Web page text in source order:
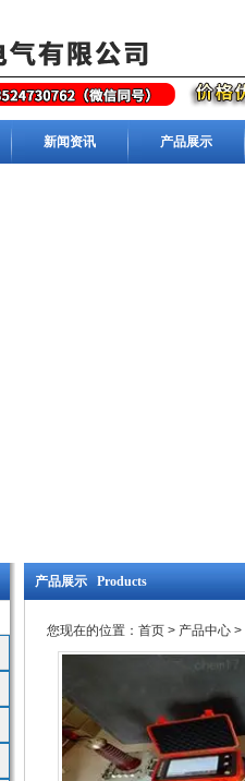
新闻资讯 产品展示
产品展示 Products
您现在的位置： 首页 > 产品中心 >